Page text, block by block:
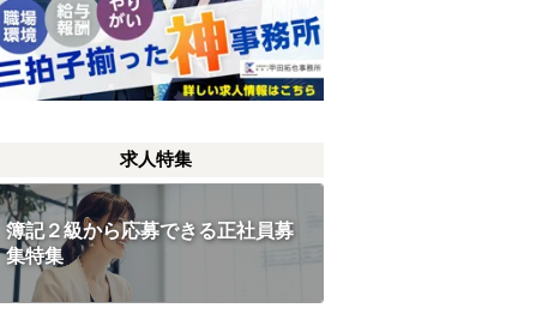
求人特集
簿記２級から応募できる正社員募
集特集